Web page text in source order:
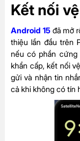
Kết nối
Android 15 đã mở
thiệu lần đầu trên
nếu có phần
khẩn cấp, kết nối
gửi và nhận tin
cả khi không có tín